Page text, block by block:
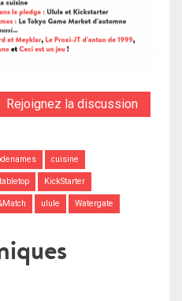
Rejoignez la discussion
cuisine
KickStarter
ulule Watergate